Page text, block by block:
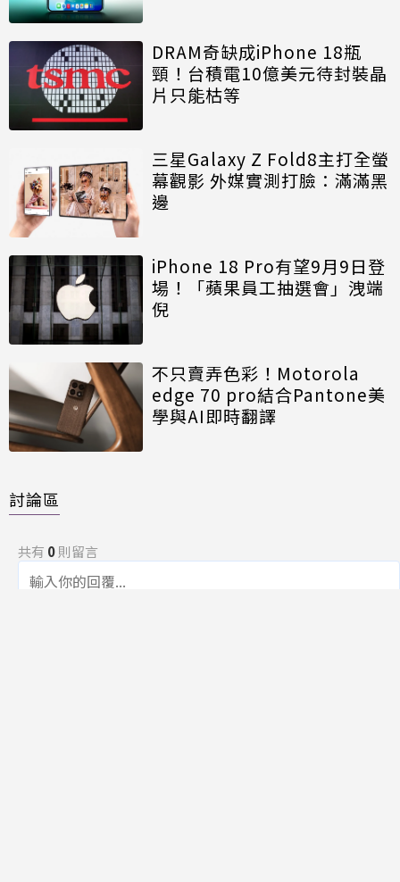
DRAM奇缺成iPhone 18瓶
頸！台積電10億美元待封裝晶
片只能枯等
三星Galaxy Z Fold8主打全螢
幕觀影 外媒實測打臉：滿滿黑
邊
iPhone 18 Pro有望9月9日登
場！「蘋果員工抽選會」洩端
倪
不只賣弄色彩！Motorola
edge 70 pro結合Pantone美
學與AI即時翻譯
討論區
共有 0則留言